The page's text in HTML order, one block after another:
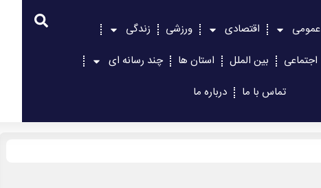
عمومی اقتصادی ورزشی
زندگی
اجتماعی بین الملل استان ها
چند رسانه ای
تماس با ما
درباره ما